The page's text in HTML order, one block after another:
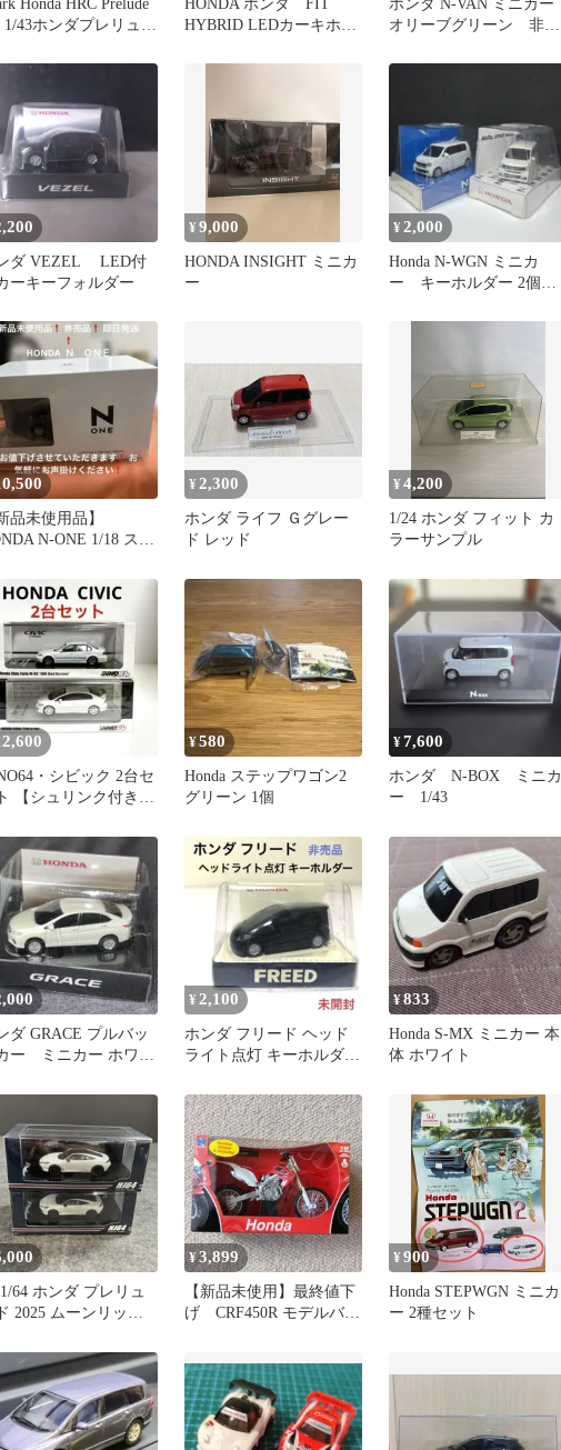
Honda HRC Prelude
1/43ホンダプレリュー
HONDA ホンダ FIT
HYBRID LEDカーキホル
ホンダ N-VAN ミニカー
オリーブグリーン 非売
ダ VEZEL LED付
ーキーフォルダー
¥9,000
HONDA INSIGHT ミニカ
ー
¥2,000
Honda N-WGN ミニカ
ー キーホルダー 2個セ
品未使用品】
N-ONE 1/18 スケ
¥2,300
ホンダ ライフ Ｇグレー
ド レッド
¥4,200
1/24 ホンダ フィット カ
ラーサンプル
・シビック 2台セ
【シュリンク付き未
¥580
Honda ステップワゴン2
グリーン 1個
¥7,600
ホンダ N-BOX ミニカ
ー 1/43
ダ GRACE プルバッ
ー ミニカー ホワイ
¥ 2,100
ホンダ フリード ヘッド
ライト点灯 キーホルダー
¥833
Honda S-MX ミニカー 本
体 ホワイト
64 ホンダ プレリュ
2025 ムーンリット
¥3,899
【新品未使用】最終値下
げ CRF450R モデルバイ
¥900
Honda STEPWGN ミニカ
ー 2種セット